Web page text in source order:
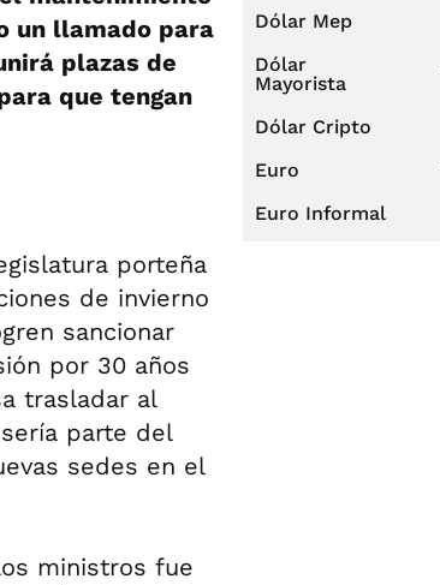
un llamado para
plazas de
que tengan
porteña
de invierno
sancionar
por 30 años
trasladar al
parte del
sedes en el
ministros fue
Dólar Mep
Dólar
Mayorista
Dólar Cripto
Euro
Euro Informal